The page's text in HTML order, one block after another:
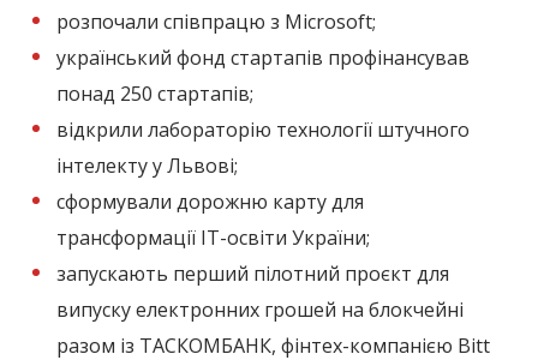
розпочали співпрацю з Microsoft;
український фонд стартапів профінансував
понад 250 стартапів;
відкрили лабораторію технології штучного
інтелекту у Львові;
сформували дорожню карту для
трансформації IT-освіти України;
запускають перший пілотний проєкт для
випуску електронних грошей на блокчейні
разом із ТАСКОМБАНК, фінтех-компанією Bitt